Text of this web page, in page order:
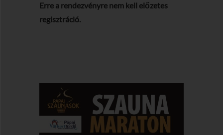
Erre a rendezvényre nem kell előzetes
regisztráció.